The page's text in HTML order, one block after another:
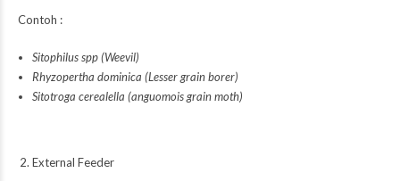
Contoh :
Sitophilus spp (Weevil)
Rhyzopertha dominica (Lesser grain borer)
Sitotroga cerealella (anguomois grain moth)
External Feeder